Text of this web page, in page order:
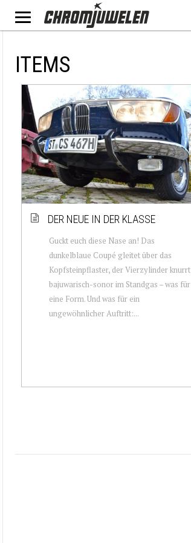
ITEMS
DER NEUE IN DER KLASSE
Guckt euch diese Nase an! Das
dunkelblaue Coupé gleitet über das
Kopfsteinpflaster, der Vierzylinder knurrt
bajuwarisch-sonor im Standgas – was für
eine Form. Und was für ein
ungewöhnlicher Auftritt:...